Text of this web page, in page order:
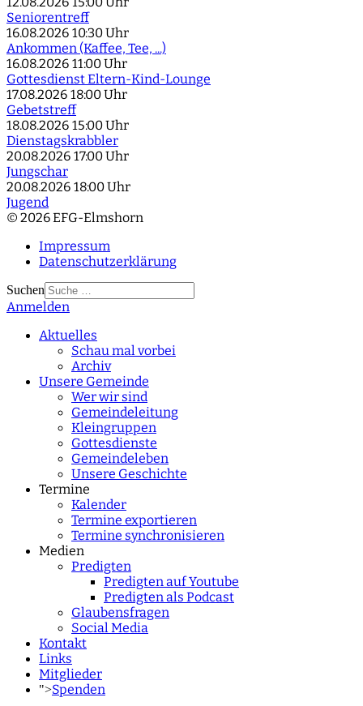
Seniorentreff
16.08.2026 10:30 Uhr
Ankommen (Kaffee, Tee, ...)
16.08.2026 11:00 Uhr
Gottesdienst Eltern-Kind-Lounge
17.08.2026 18:00 Uhr
Gebetstreff
18.08.2026 15:00 Uhr
Dienstagskrabbler
20.08.2026 17:00 Uhr
Jungschar
20.08.2026 18:00 Uhr
Jugend
© 2026 EFG-Elmshorn
Impressum
Datenschutzerklärung
Suchen
Type 2 or more
Anmelden
Aktuelles
Schau mal vorbei
Archiv
Unsere Gemeinde
Wer wir sind
Gemeindeleitung
Kleingruppen
Gottesdienste
Gemeindeleben
Unsere Geschichte
Termine
Kalender
Termine exportieren
Termine synchronisieren
Medien
Predigten
Predigten auf Youtube
Predigten als Podcast
Glaubensfragen
Social Media
Kontakt
Links
Mitglieder
">Spenden